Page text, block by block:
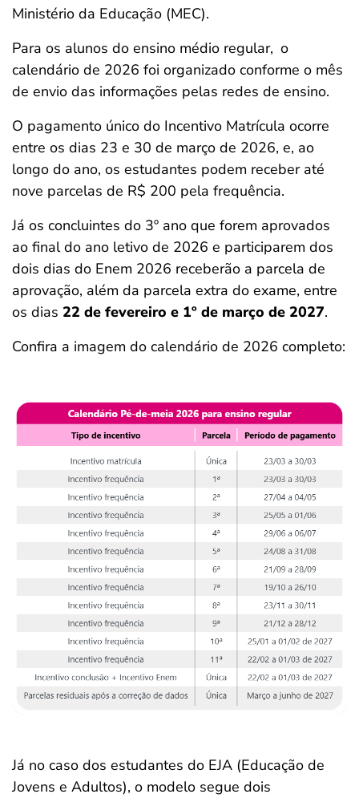
Ministério da Educação (MEC).
Para os alunos do ensino médio regular, o
calendário de 2026 foi organizado conforme o mês
de envio das informações pelas redes de ensino.
O pagamento único do Incentivo Matrícula ocorre
entre os dias 23 e 30 de março de 2026, e, ao
longo do ano, os estudantes podem receber até
nove parcelas de R$ 200 pela frequência.
Já os concluintes do 3º ano que forem aprovados
ao final do ano letivo de 2026 e participarem dos
dois dias do Enem 2026 receberão a parcela de
aprovação, além da parcela extra do exame, entre
os dias 22 de fevereiro e 1º de março de 2027.
Confira a imagem do calendário de 2026 completo:
Já no caso dos estudantes do EJA (Educação de
Jovens e Adultos), o modelo segue dois